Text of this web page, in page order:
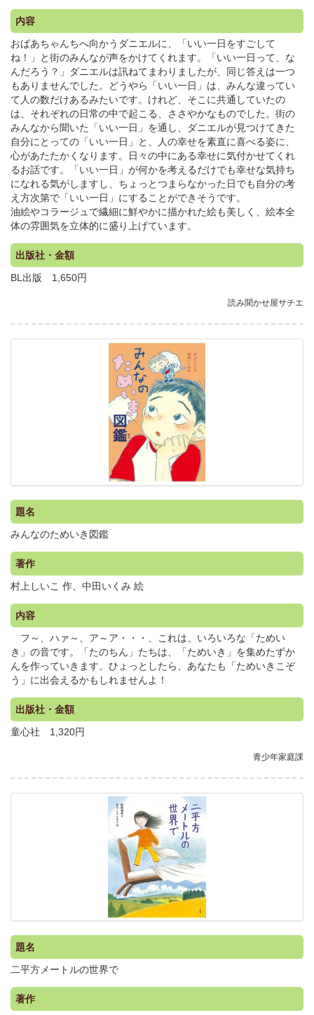
内容
おばあちゃんちへ向かうダニエルに、「いい一日をすごして
ね！」と街のみんなが声をかけてくれます。「いい一日って、な
んだろう？」ダニエルは訊ねてまわりましたが、同じ答えは一つ
もありませんでした。どうやら「いい一日」は、みんな違ってい
て人の数だけあるみたいです。けれど、そこに共通していたの
は、それぞれの日常の中で起こる、ささやかなものでした。街の
みんなから聞いた「いい一日」を通し、ダニエルが見つけてきた
自分にとっての「いい一日」と、人の幸せを素直に喜べる姿に、
心があたたかくなります。日々の中にある幸せに気付かせてくれ
るお話です。「いい一日」が何かを考えるだけでも幸せな気持ち
になれる気がしますし、ちょっとつまらなかった日でも自分の考
え方次第で「いい一日」にすることができそうです。
油絵やコラージュで繊細に鮮やかに描かれた絵も美しく、絵本全
体の雰囲気を立体的に盛り上げています。
出版社・金額
BL出版 1,650円
読み聞かせ屋サチエ
題名
みんなのためいき図鑑
著作
村上しいこ 作、中田いくみ 絵
内容
フ～、ハァ～、ア～ア・・・、これは、いろいろな「ためい
き」の音です。「たのちん」たちは、「ためいき」を集めたずか
んを作っていきます。ひょっとしたら、あなたも「ためいきこぞ
う」に出会えるかもしれませんよ！
出版社・金額
童心社 1,320円
青少年家庭課
題名
二平方メートルの世界で
著作